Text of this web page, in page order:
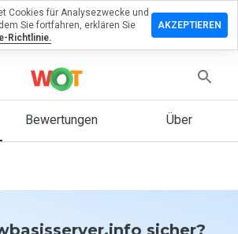
Bewertungen Über
sicher?
Cookies für Analysezwecke und
Sie fortfahren, erklären Sie
Richtlinie.
AKZEPTIEREN